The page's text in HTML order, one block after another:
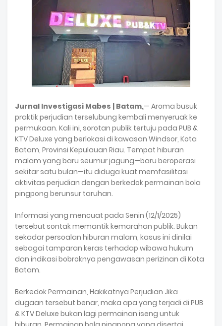
Jurnal Investigasi Mabes | Batam,— Aroma busuk
praktik perjudian terselubung kembali menyeruak ke
permukaan. Kali ini, sorotan publik tertuju pada PUB &
KTV Deluxe yang berlokasi di kawasan Windsor, Kota
Batam, Provinsi Kepulauan Riau. Tempat hiburan
malam yang baru seumur jagung—baru beroperasi
sekitar satu bulan—itu diduga kuat memfasilitasi
aktivitas perjudian dengan berkedok permainan bola
pingpong berunsur taruhan.
Informasi yang mencuat pada Senin (12/1/2025)
tersebut sontak memantik kemarahan publik. Bukan
sekadar persoalan hiburan malam, kasus ini dinilai
sebagai tamparan keras terhadap wibawa hukum
dan indikasi bobroknya pengawasan perizinan di Kota
Batam.
Berkedok Permainan, Hakikatnya Perjudian Jika
dugaan tersebut benar, maka apa yang terjadi di PUB
& KTV Deluxe bukan lagi permainan iseng untuk